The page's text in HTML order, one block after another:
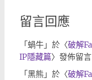
留言回應
「 蝸牛」於〈破解
IP隱藏篇〉發佈留言
「 黑熊 」於〈破解